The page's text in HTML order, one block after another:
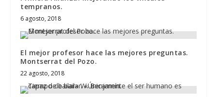
tempranos.
6 agosto, 2018
El mejor profesor hace las mejores preguntas.
Montserrat del Pozo.
22 agosto, 2018